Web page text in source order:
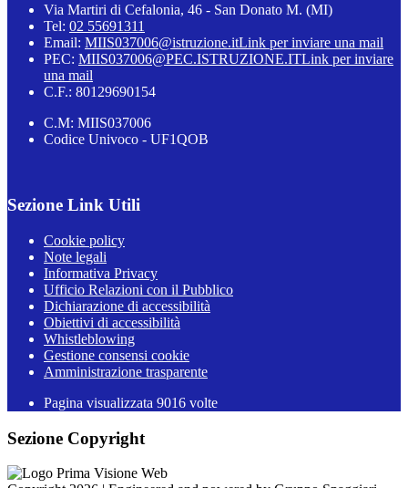
Via Martiri di Cefalonia, 46 - San Donato M. (MI)
Tel: 02 55691311
Email: MIIS037006@istruzione.itLink per inviare una mail
PEC: MIIS037006@PEC.ISTRUZIONE.ITLink per inviare
una mail
C.F.: 80129690154
C.M: MIIS037006
Codice Univoco - UF1QOB
Sezione Link Utili
Cookie policy
Note legali
Informativa Privacy
Ufficio Relazioni con il Pubblico
Dichiarazione di accessibilità
Obiettivi di accessibilità
Whistleblowing
Gestione consensi cookie
Amministrazione trasparente
Pagina visualizzata 9016 volte
Sezione Copyright